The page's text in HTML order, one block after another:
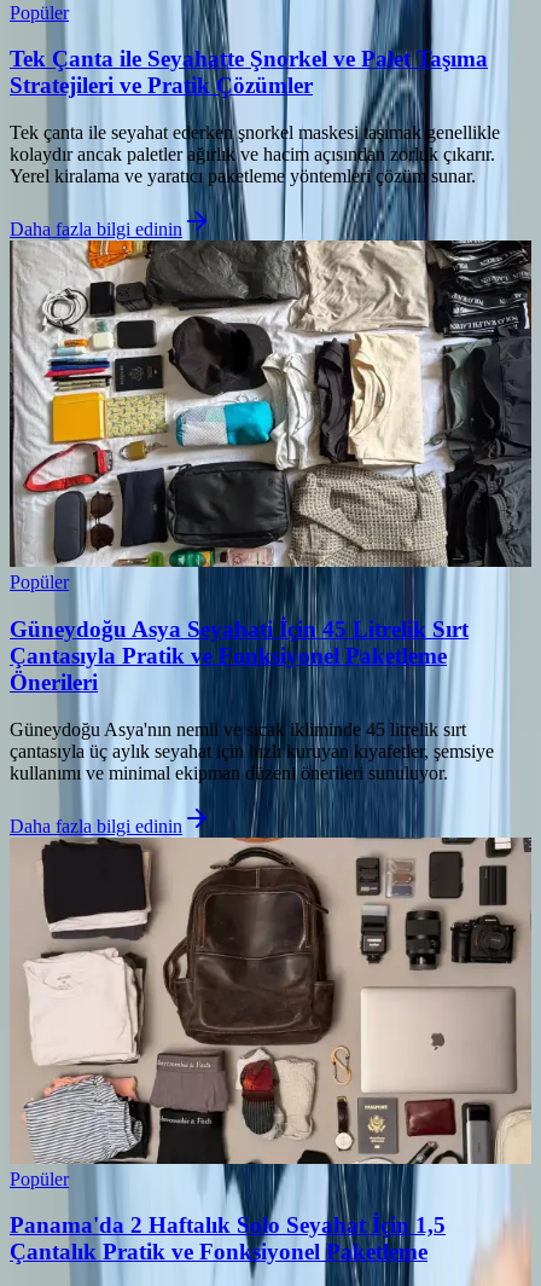
Popüler
Tek Çanta ile Seyahatte Şnorkel ve Palet Taşıma
Stratejileri ve Pratik Çözümler
Tek çanta ile seyahat ederken şnorkel maskesi taşımak genellikle
kolaydır ancak paletler ağırlık ve hacim açısından zorluk çıkarır.
Yerel kiralama ve yaratıcı paketleme yöntemleri çözüm sunar.
Daha fazla bilgi edinin
Popüler
Güneydoğu Asya Seyahati İçin 45 Litrelik Sırt
Çantasıyla Pratik ve Fonksiyonel Paketleme
Önerileri
Güneydoğu Asya'nın nemli ve sıcak ikliminde 45 litrelik sırt
çantasıyla üç aylık seyahat için hızlı kuruyan kıyafetler, şemsiye
kullanımı ve minimal ekipman düzeni önerileri sunuluyor.
Daha fazla bilgi edinin
Popüler
Panama'da 2 Haftalık Solo Seyahat İçin 1,5
Çantalık Pratik ve Fonksiyonel Paketleme